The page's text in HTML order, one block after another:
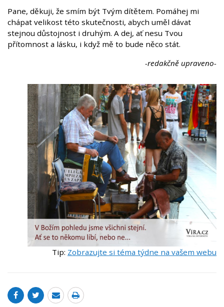
Pane, děkuji, že smím být Tvým dítětem. Pomáhej mi
chápat velikost této skutečnosti, abych uměl dávat
stejnou důstojnost i druhým. A dej, ať nesu Tvou
přítomnost a lásku, i když mě to bude něco stát.
-redakčně upraveno-
Tip: Zobrazujte si téma týdne na vašem webu